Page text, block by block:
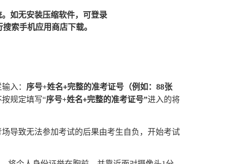
如无安装压缩软件，可登录
索手机应用商店下载。
入： 序号+姓名+完整的准考证号（例如： 88张
规定填写“序号+姓名+完整的准考证号”进入的将
导致无法参加考试的后果由考生自负，开始考试